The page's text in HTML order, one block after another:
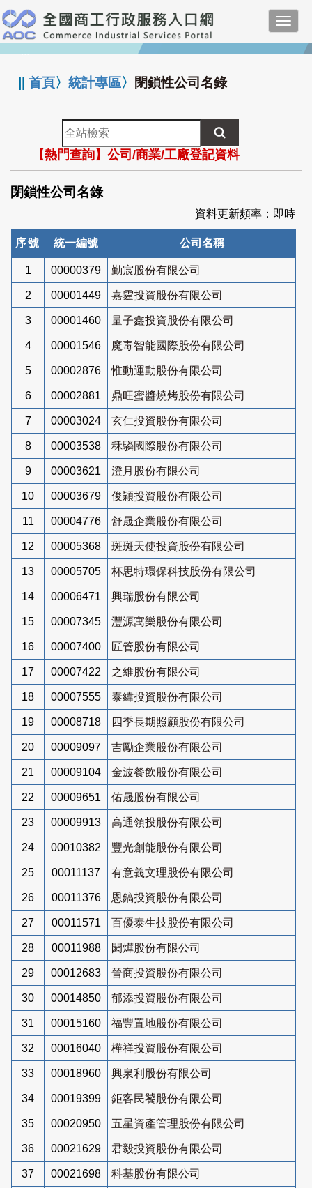
跳
到
主
要
:::
||首頁〉統計專區〉 閉鎖性公司名錄
全
站
檢
索
【熱門查詢】公司/商業/工廠登記資料
閉鎖性公司名錄
資料更新頻率：即時
序號 統一編號 公司名稱
1 00000379 勤宸股份有限公司
2 00001449 嘉霆投資股份有限公司
3 00001460 量子鑫投資股份有限公司
4 00001546 魔毒智能國際股份有限公司
5 00002876 惟動運動股份有限公司
6 00002881 鼎旺蜜醬燒烤股份有限公司
7 00003024 玄仁投資股份有限公司
8 00003538 秝驎國際股份有限公司
9 00003621 澄月股份有限公司
10 00003679 俊穎投資股份有限公司
11 00004776 舒晟企業股份有限公司
12 00005368 斑斑天使投資股份有限公司
13 00005705 杯思特環保科技股份有限公司
14 00006471 興瑞股份有限公司
15 00007345 灃源寓樂股份有限公司
16 00007400 匠管股份有限公司
17 00007422 之維股份有限公司
18 00007555 泰緯投資股份有限公司
19 00008718 四季長期照顧股份有限公司
20 00009097 吉勵企業股份有限公司
21 00009104 金波餐飲股份有限公司
22 00009651 佑晟股份有限公司
23 00009913 高通領投股份有限公司
24 00010382 豐光創能股份有限公司
25 00011137 有意義文理股份有限公司
26 00011376 恩鎬投資股份有限公司
27 00011571 百優泰生技股份有限公司
28 00011988 閎燁股份有限公司
29 00012683 晉商投資股份有限公司
30 00014850 郁添投資股份有限公司
31 00015160 福豐置地股份有限公司
32 00016040 樺祥投資股份有限公司
33 00018960 興泉利股份有限公司
34 00019399 鉅客民饕股份有限公司
35 00020950 五星資產管理股份有限公司
36 00021629 君毅投資股份有限公司
37 00021698 科基股份有限公司